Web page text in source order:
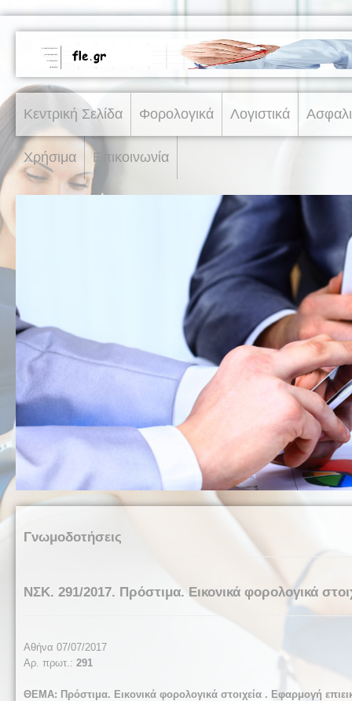
Κεντρική Σελίδα Φορολογικά Λογιστικά
Χρήσιμα Επικοινωνία
Γνωμοδοτήσεις
ΝΣΚ. 291/2017. Πρόστιμα. Εικονικά φορολογικά
Αθήνα 07/07/2017
Αρ. πρωτ.: 291
ΘΕΜΑ: Πρόστιμα. Εικονικά φορολογικά στοιχεία . Εφαρμογή